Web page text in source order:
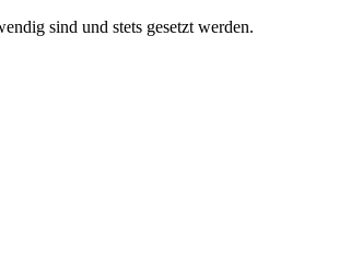
sind und stets gesetzt werden.